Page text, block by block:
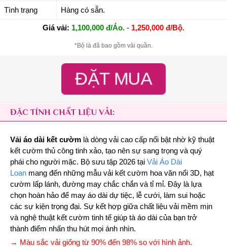
Tình trạng Hàng có sẵn.
Giá vải: 1,100,000 đ/Áo. - 1,250,000 đ/Bộ.
*Bộ là đã bao gồm vải quần.
ĐẶT MUA
ĐẶC TÍNH CHẤT LIỆU VẢI:
Vải áo dài kết cườm là dòng vải cao cấp nổi bật nhờ kỹ thuật
kết cườm thủ công tinh xảo, tạo nên sự sang trọng và quý
phái cho người mặc. Bộ sưu tập 2026 tại Vải Áo Dài
Loan mang đến những mẫu vải kết cườm hoa văn nổi 3D, hạt
cườm lấp lánh, đường may chắc chắn và tỉ mỉ. Đây là lựa
chọn hoàn hảo để may áo dài dự tiệc, lễ cưới, làm sui hoặc
các sự kiện trọng đại. Sự kết hợp giữa chất liệu vải mềm mịn
và nghệ thuật kết cườm tinh tế giúp tà áo dài của bạn trở
thành điểm nhấn thu hút mọi ánh nhìn.
→ Màu sắc vải giống từ 90% đến 98% so với hình ảnh.